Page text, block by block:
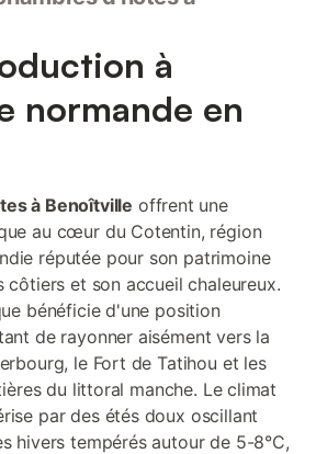
à
normande en
à Benoîtville offrent une
au cœur du Cotentin, région
réputée pour son patrimoine
côtiers et son accueil chaleureux.
bénéficie d'une position
de rayonner aisément vers la
le Fort de Tatihou et les
du littoral manche. Le climat
par des étés doux oscillant
hivers tempérés autour de 5-8°C,